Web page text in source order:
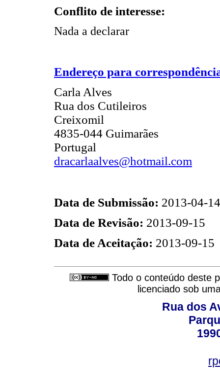
Conflito de interesse:
Nada a declarar
Endereço para
Carla Alves
Rua dos Cutileiros
Creixomil
4835-044 Guimarães
Portugal
dracarlaalves@hotmail.com
Data de Submissão: 2013-04-14
Data de Revisão: 2013-09-15
Data de Aceitação: 2013-09-15
Todo o conteúdo deste
licenciado sob
Rua dos